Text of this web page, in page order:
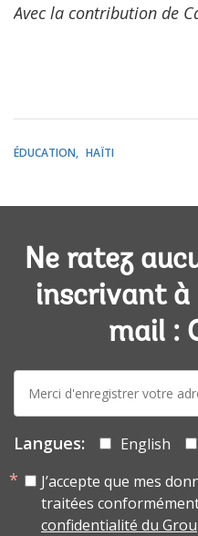
Avec la contribution de
ÉDUCATION HAÏTI
Ne ratez
inscrivant à
mail :
mail:
Langues: English
J’accepte que mes
traitées
confidentialité du